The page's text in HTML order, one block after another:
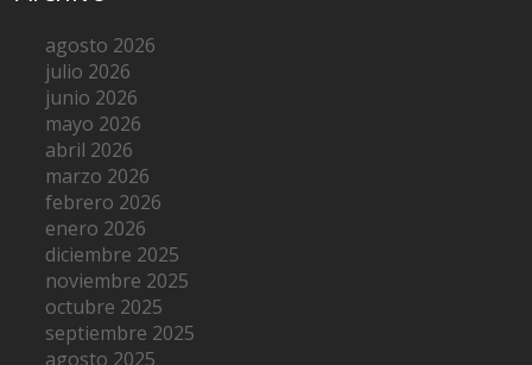
agosto 2026
julio 2026
junio 2026
mayo 2026
abril 2026
marzo 2026
febrero 2026
enero 2026
diciembre 2025
noviembre 2025
octubre 2025
septiembre 2025
agosto 2025